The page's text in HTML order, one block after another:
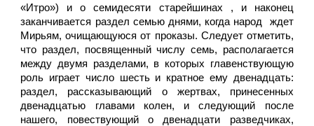
«Итро») и о семидесяти старейшинах , и наконец
заканчивается раздел семью днями, когда народ ждет
Мирьям, очищающуюся от проказы. Следует отметить,
что раздел, посвященный числу семь, располагается
между двумя разделами, в которых главенствующую
роль играет число шесть и кратное ему двенадцать:
раздел, рассказывающий о жертвах, принесенных
двенадцатью главами колен, и следующий после
нашего, повествующий о двенадцати разведчиках,